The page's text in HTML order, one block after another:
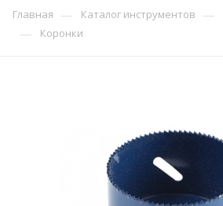
Главная — Каталог инструментов —
— Коронки